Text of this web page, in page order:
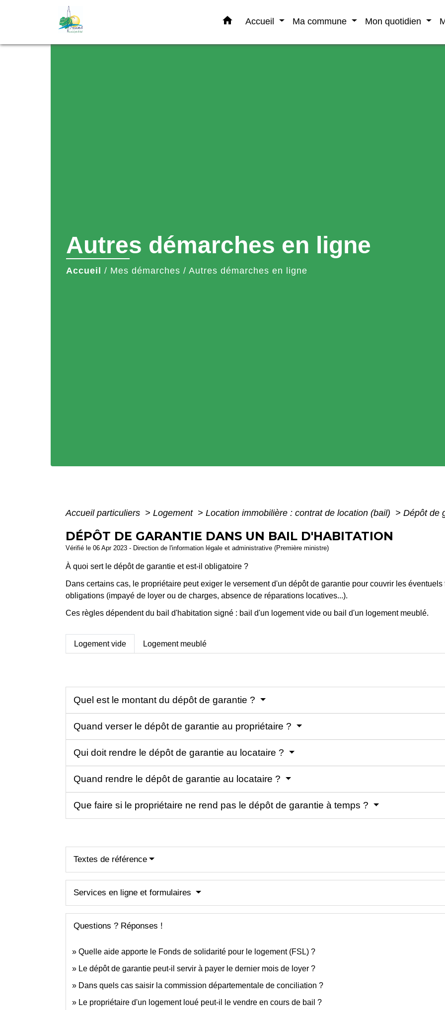
home Accueil Ma commune Mon quotidien
Autres démarches en ligne
Accueil / Mes démarches / Autres démarches en ligne
Accueil particuliers > Logement > Location immobilière : contrat de location (bail) > Dépôt de
DÉPÔT DE GARANTIE DANS UN BAIL D'HABITATION
Vérifié le 06 Apr 2023 - Direction de l'information légale et administrative (Première ministre)
À quoi sert le dépôt de garantie et est-il obligatoire ?
Dans certains cas, le propriétaire peut exiger le versement d'un dépôt de garantie pour couvrir les
obligations (impayé de loyer ou de charges, absence de réparations locatives...).
Ces règles dépendent du bail d'habitation signé : bail d'un logement vide ou bail d'un logement meublé.
Logement vide Logement meublé
Quel est le montant du dépôt de garantie ?
Quand verser le dépôt de garantie au propriétaire ?
Qui doit rendre le dépôt de garantie au locataire ?
Quand rendre le dépôt de garantie au locataire ?
Que faire si le propriétaire ne rend pas le dépôt de garantie à temps ?
Textes de référence
Services en ligne et formulaires
Questions ? Réponses !
Quelle aide apporte le Fonds de solidarité pour le logement (FSL) ?
Le dépôt de garantie peut-il servir à payer le dernier mois de loyer ?
Dans quels cas saisir la commission départementale de conciliation ?
Le propriétaire d'un logement loué peut-il le vendre en cours de bail ?